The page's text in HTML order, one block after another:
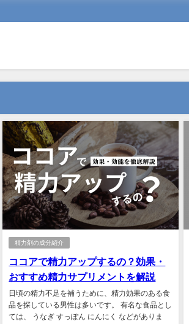
精力剤の成分紹介
ココアで精力アップするの？効果・
おすすめ精力サプリメントを解説
日頃の精力不足を補うために、精力効果のある食
品を探している男性は多いです。 有名な食品とし
ては、 うなぎ すっぽん にんにく などがありま